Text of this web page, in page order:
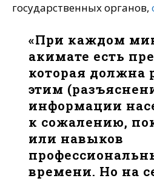
государственных органов,
«При каждом
акимате есть
которая должна
этим
информации
к сожалению,
или навыков
времени. Но на